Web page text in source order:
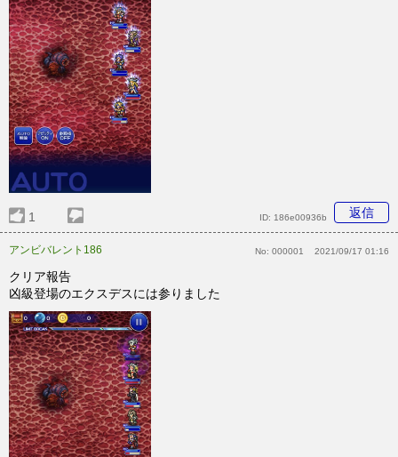
1 返信
ID: 186e00936b
アンビバレント186 No: 000001 2021/09/17 01:16
クリア報告
凶級登場のエクスデスには参りました